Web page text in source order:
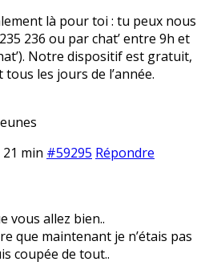
là pour toi : tu peux nous
236 ou par chat’ entre 9h et
Notre dispositif est gratuit,
les jours de l’année.
21 min #59295 Répondre
vous allez bien..
que maintenant je n’étais pas
coupée de tout..